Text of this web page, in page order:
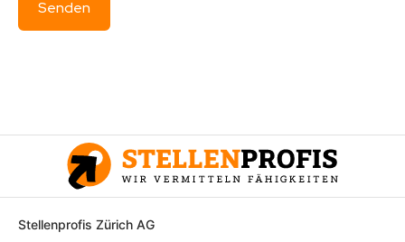
Stellenprofis Zürich AG